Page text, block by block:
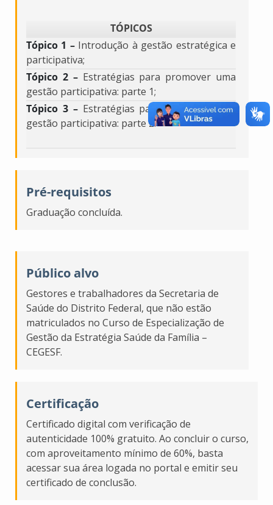
TÓPICOS
Tópico 1 – Introdução à gestão estratégica e
participativa;
Tópico 2 – Estratégias para promover uma
gestão participativa: parte 1;
Tópico 3 – Estratégias para promover uma
gestão participativa: parte 2.
Pré-requisitos
Graduação concluída.
Público alvo
Gestores e trabalhadores da Secretaria de
Saúde do Distrito Federal, que não estão
matriculados no Curso de Especialização de
Gestão da Estratégia Saúde da Família –
CEGESF.
Certificação
Certificado digital com verificação de
autenticidade 100% gratuito. Ao concluir o curso,
com aproveitamento mínimo de 60%, basta
acessar sua área logada no portal e emitir seu
certificado de conclusão.